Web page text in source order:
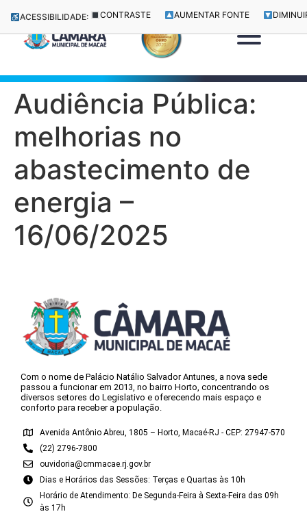
ACESSIBILIDADE: CONTRASTE AUMENTAR FONTE
Audiência Pública:
melhorias no
abastecimento de
energia –
16/06/2025
Com o nome de Palácio Natálio Salvador Antunes, a nova sede
passou a funcionar em 2013, no bairro Horto, concentrando os
diversos setores do Legislativo e oferecendo mais espaço e
conforto para receber a população.
Avenida Antônio Abreu, 1805 – Horto, Macaé-RJ - CEP: 27947-570
(22) 2796-7800
ouvidoria@cmmacae.rj.gov.br
Dias e Horários das Sessões: Terças e Quartas às 10h
Horário de Atendimento: De Segunda-Feira à Sexta-Feira das 09h
às 17h